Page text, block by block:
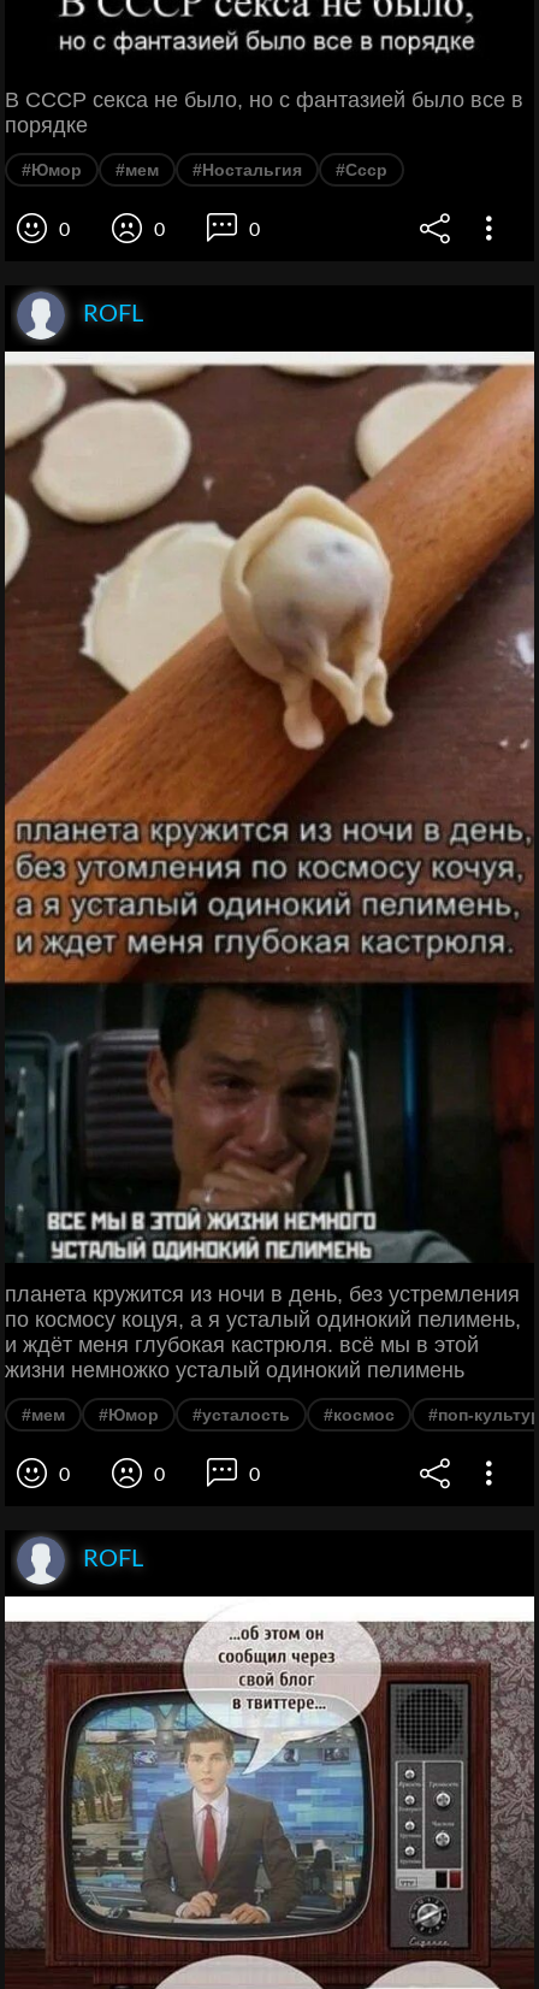
В СССР секса не было, но с фантазией было все в
порядке
#Юмор #мем #Ностальгия #Ссср
0 0 0
ROFL
планета кружится из ночи в день, без устремления
по космосу коцуя, а я усталый одинокий пелимень,
и ждёт меня глубокая кастрюля. всё мы в этой
жизни немножко усталый одинокий пелимень
#мем #Юмор #усталость #космос #поп-
0 0 0
ROFL